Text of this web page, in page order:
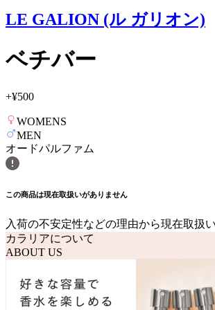
LE GALION (ル ガリオン)
ベチバー
+¥500
WOMENS
MEN
オードパルファム
この商品は現在取扱いがありません
入荷の不安定性などの理由から現在取扱
カラリアについて
ABOUT US